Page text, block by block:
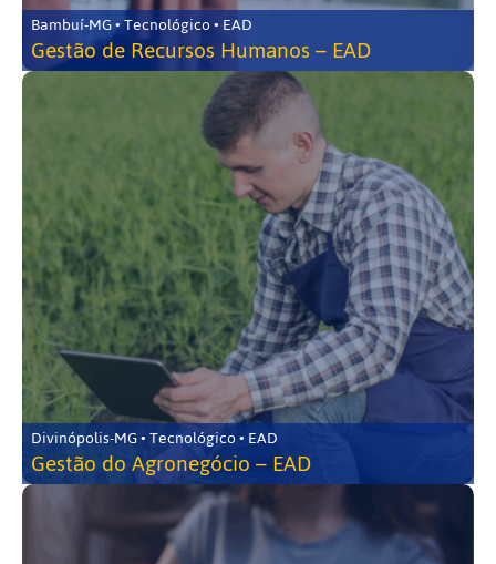
Bambuí-MG • Tecnológico • EAD
Gestão de Recursos Humanos – EAD
Divinópolis-MG • Tecnológico • EAD
Gestão do Agronegócio – EAD